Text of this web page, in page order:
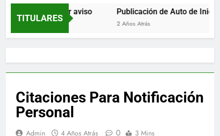
TITULARES
Notificación por aviso
2 Años Atrás
Publicación de Auto de Inicio
2 Años Atrás
Citaciones Para Notificación
Personal
Admin 4 Años Atrás 0 3 Mins